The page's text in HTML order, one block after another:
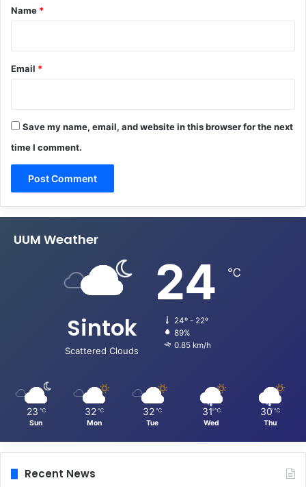
*
Name *
Email *
Save my name, email, and website in this browser for the next
time I comment.
UUM Weather
Sintok
Scattered Clouds
24 ℃
24º - 22º
89%
0.85 km/h
23 ℃
Sun
32 ℃
Mon
32 ℃
Tue
31 ℃
Wed
30 ℃
Thu
Recent News